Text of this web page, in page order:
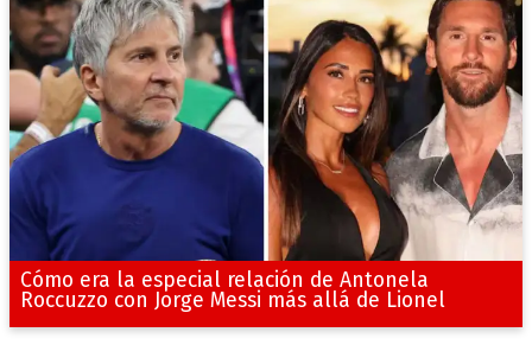
Cómo era la especial relación de Antonela
Roccuzzo con Jorge Messi más allá de Lionel